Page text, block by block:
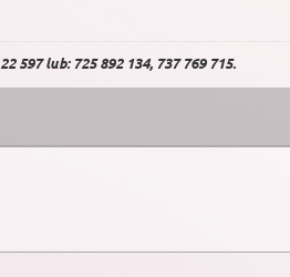
lub: 725 892 134, 737 769 715.